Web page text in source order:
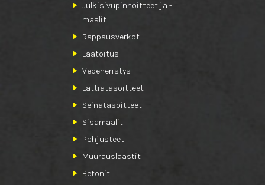
Julkisivupinnoitteet ja -
maalit
Rappausverkot
Laatoitus
Vedeneristys
Lattiatasoitteet
Seinätasoitteet
Sisämaalit
Pohjusteet
Muurauslaastit
Betonit